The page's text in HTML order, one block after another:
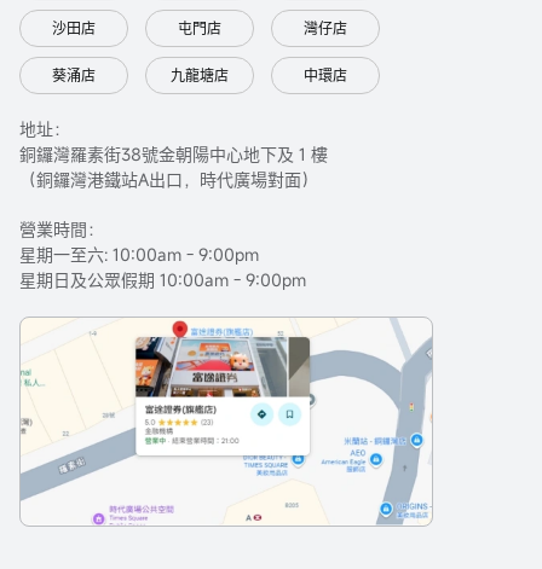
沙田店 屯門店 灣仔店
葵涌店 九龍塘店 中環店
地址：
銅鑼灣羅素街38號金朝陽中心地下及 1 樓
（銅鑼灣港鐵站A出口，時代廣場對面）
營業時間：
星期一至六: 10:00am - 9:00pm
星期日及公眾假期 10:00am - 9:00pm